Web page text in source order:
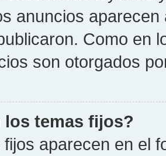
anuncios
Como en
son otorgados
los temas fijos?
aparecen en el